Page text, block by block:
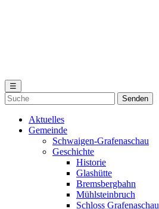
☰
Aktuelles
Gemeinde
Schwaigen-Grafenaschau
Geschichte
Historie
Glashütte
Bremsbergbahn
Mühlsteinbruch
Schloss Grafenaschau